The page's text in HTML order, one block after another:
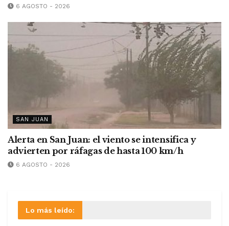
6 AGOSTO - 2026
SAN JUAN
Alerta en San Juan: el viento se intensifica y
advierten por ráfagas de hasta 100 km/h
6 AGOSTO - 2026
Lo más leído: